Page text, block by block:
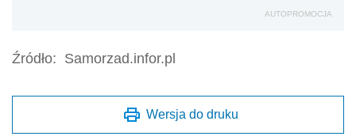
AUTOPROMOCJA
Źródło: Samorzad.infor.pl
Wersja do druku